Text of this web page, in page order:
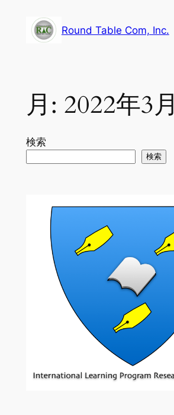
Round Table Com, Inc.
月: 2022年3月
検索
検索